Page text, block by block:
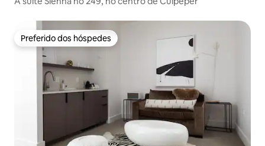
Preferido dos hóspedes
Preferido dos hóspedes